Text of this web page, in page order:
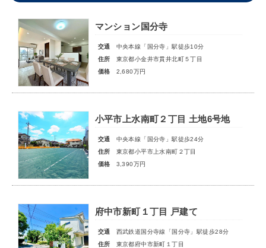
マンション国分寺
交通
中央本線「国分寺」駅徒歩10分
住所
東京都小金井市貫井北町５丁目
価格
2,680万円
小平市上水南町２丁目 土地6号地
交通
中央本線「国分寺」駅徒歩24分
住所
東京都小平市上水南町２丁目
価格
3,390万円
府中市新町１丁目 戸建て
交通
西武鉄道国分寺線「国分寺」駅徒歩28分
住所
東京都府中市新町１丁目